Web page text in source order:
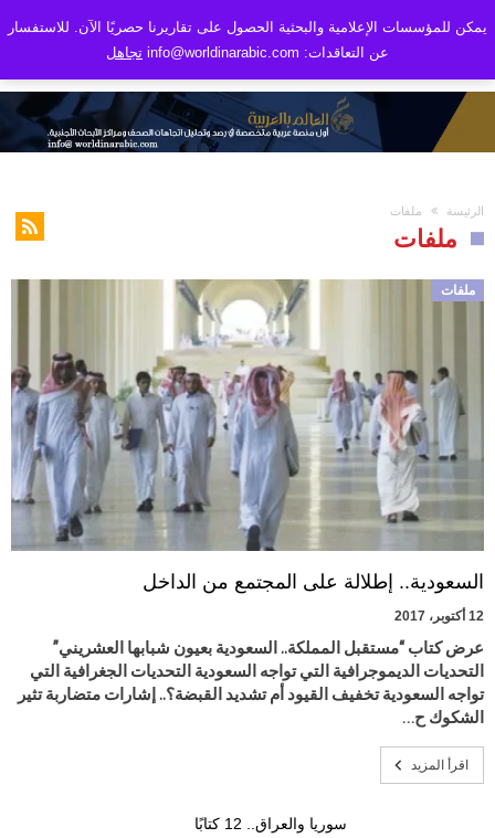
الرئيسة ملفات
ملفات
ملفات
السعودية.. إطلالة على المجتمع من الداخل
12 أكتوبر، 2017
عرض كتاب “مستقبل المملكة.. السعودية بعيون شبابها العشريني”
التحديات الديموجرافية التي تواجه السعودية التحديات الجغرافية التي
تواجه السعودية تخفيف القيود أم تشديد القبضة؟.. إشارات متضاربة تثير
الشكوك ح…
اقرأ المزيد
سوريا والعراق.. 12 كتابًا
يمكن للمؤسسات الإعلامية والبحثية الحصول على تقاريرنا حصريًا الآن. للاستفسار
عن التعاقدات: info@worldinarabic.com
تجاهل